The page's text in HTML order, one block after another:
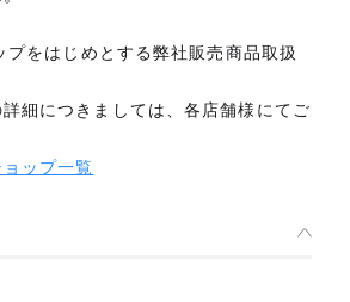
プをはじめとする弊社販売商品取扱
細につきましては、各店舗様にてご
ップ一覧